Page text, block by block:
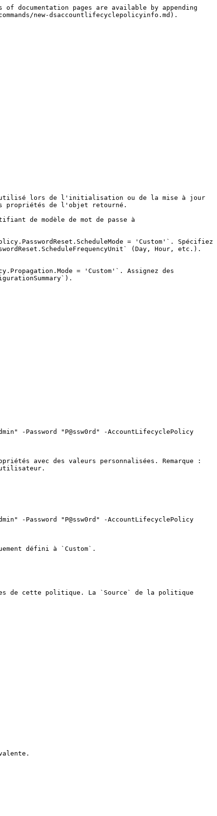
documentation pages are available by appending
new-dsaccountlifecyclepolicyinfo.md).
utilisé lors de l'initialisation ou de la mise à jour
propriétés de l'objet retourné.
de modèle de mot de passe à
= 'Custom'`. Spécifiez
(Day, Hour, etc.).
= 'Custom'`. Assignez des
-Password "P@ssw0rd" -AccountLifecyclePolicy
avec des valeurs personnalisées. Remarque :
utilisateur.
-Password "P@ssw0rd" -AccountLifecyclePolicy
défini à `Custom`.
de cette politique. La `Source` de la politique